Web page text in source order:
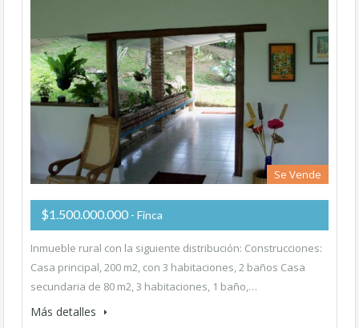
Se Vende
$1.500.000.000 - Finca
Inmueble rural con la siguiente distribución: Construcciones:
Casa principal, 200 m2, con 3 habitaciones, 2 baños Casa
secundaria de 80 m2, 3 habitaciones, 1 baño,…
Más detalles